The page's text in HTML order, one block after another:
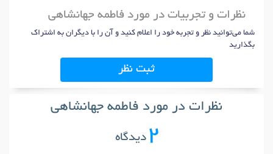
نظرات و تجربیات در مورد فاطمه جهانشاهی
شما می‌توانید نظر و تجربه خود را اعلام کنید و آن را با دیگران به اشتراک
بگذارید
ثبت نظر
نظرات در مورد فاطمه جهانشاهی
2دیدگاه